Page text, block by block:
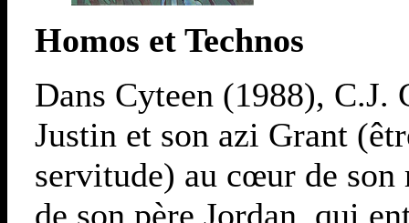
Homos et Technos
Dans Cyteen (1988), C.J.
Justin et son azi Grant
servitude) au cœur de
de son père Jordan, qui